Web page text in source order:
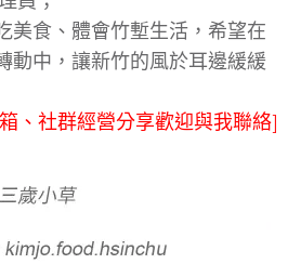
美食、體會竹塹生活，希望在
動中，讓新竹的風於耳邊緩緩
、社群經營分享歡迎與我聯絡]